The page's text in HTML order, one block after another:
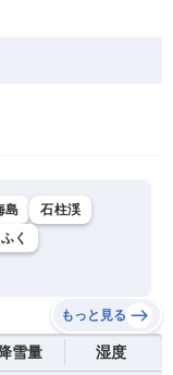
島
石柱渓
く
もっと見る
降雪量 湿度